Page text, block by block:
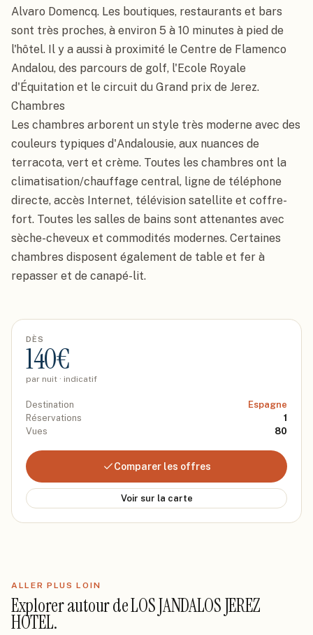
Alvaro Domencq. Les boutiques, restaurants et bars
sont très proches, à environ 5 à 10 minutes à pied de
l'hôtel. Il y a aussi à proximité le Centre de Flamenco
Andalou, des parcours de golf, l'Ecole Royale
d'Équitation et le circuit du Grand prix de Jerez.
Chambres
Les chambres arborent un style très moderne avec des
couleurs typiques d'Andalousie, aux nuances de
terracota, vert et crème. Toutes les chambres ont la
climatisation/chauffage central, ligne de téléphone
directe, accès Internet, télévision satellite et coffre-
fort. Toutes les salles de bains sont attenantes avec
sèche-cheveux et commodités modernes. Certaines
chambres disposent également de table et fer à
repasser et de canapé-lit.
DÈS
140€
par nuit · indicatif
Destination
Espagne
Réservations
1
Vues
80
Comparer les offres
Voir sur la carte
ALLER PLUS LOIN
Explorer autour deLOS JANDALOS JEREZ
HOTEL.